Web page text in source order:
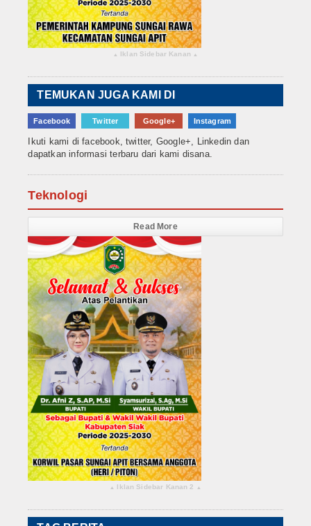
▴ Iklan Sidebar Kanan ▴
TEMUKAN JUGA KAMI DI
Facebook Twitter Google+ Instagram
Ikuti kami di facebook, twitter, Google+, Linkedin dan
dapatkan informasi terbaru dari kami disana.
Teknologi
Read More
▴ Iklan Sidebar Kanan 2 ▴